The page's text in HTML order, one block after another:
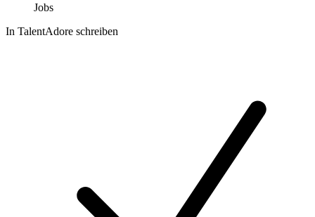
Jobs
In TalentAdore schreiben